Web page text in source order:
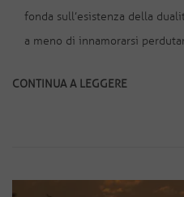
fonda sull’esistenza della
a meno di innamorarsi
CONTINUA A LEGGERE